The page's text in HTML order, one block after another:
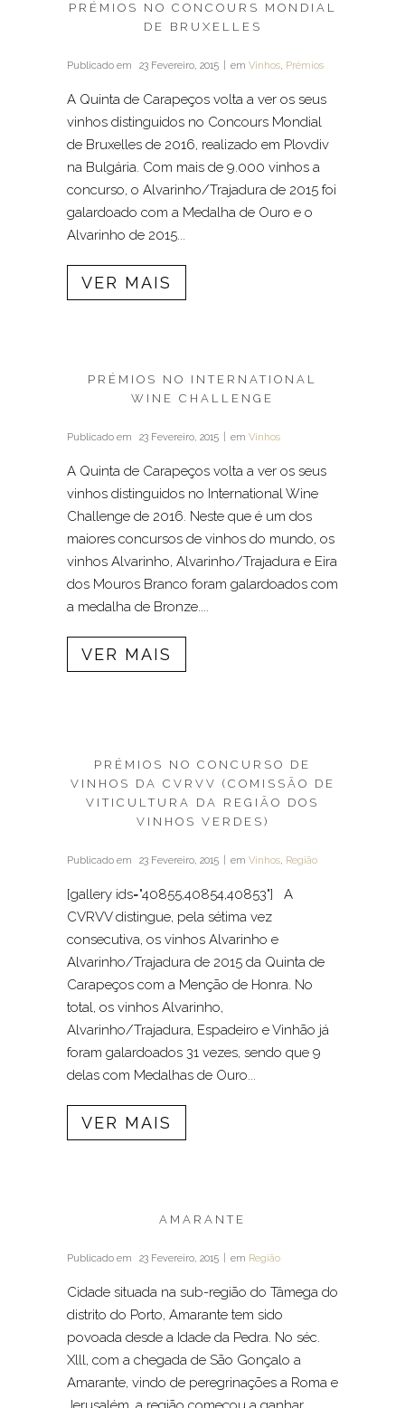
PRÉMIOS NO CONCOURS MONDIAL
DE BRUXELLES
Publicado em 23 Fevereiro, 2015 em Vinhos, Prémios
A Quinta de Carapeços volta a ver os seus
vinhos distinguidos no Concours Mondial
de Bruxelles de 2016, realizado em Plovdiv
na Bulgária. Com mais de 9.000 vinhos a
concurso, o Alvarinho/Trajadura de 2015 foi
galardoado com a Medalha de Ouro e o
Alvarinho de 2015...
VER MAIS
PRÉMIOS NO INTERNATIONAL
WINE CHALLENGE
Publicado em 23 Fevereiro, 2015 em Vinhos
A Quinta de Carapeços volta a ver os seus
vinhos distinguidos no International Wine
Challenge de 2016. Neste que é um dos
maiores concursos de vinhos do mundo, os
vinhos Alvarinho, Alvarinho/Trajadura e Eira
dos Mouros Branco foram galardoados com
a medalha de Bronze....
VER MAIS
PRÉMIOS NO CONCURSO DE
VINHOS DA CVRVV (COMISSÃO DE
VITICULTURA DA REGIÃO DOS
VINHOS VERDES)
Publicado em 23 Fevereiro, 2015 em Vinhos, Região
[gallery ids="40855,40854,40853"] A
CVRVV distingue, pela sétima vez
consecutiva, os vinhos Alvarinho e
Alvarinho/Trajadura de 2015 da Quinta de
Carapeços com a Menção de Honra. No
total, os vinhos Alvarinho,
Alvarinho/Trajadura, Espadeiro e Vinhão já
foram galardoados 31 vezes, sendo que 9
delas com Medalhas de Ouro...
VER MAIS
AMARANTE
Publicado em 23 Fevereiro, 2015 em Região
Cidade situada na sub-região do Tâmega do
distrito do Porto, Amarante tem sido
povoada desde a Idade da Pedra. No séc.
Xlll, com a chegada de São Gonçalo a
Amarante, vindo de peregrinações a Roma e